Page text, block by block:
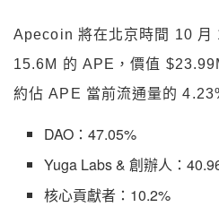
Apecoin 將在北京時間 10 月
15.6M 的 APE，價值
約佔 APE 當前流通量的
DAO：47.05%
Yuga Labs & 創辦人：
核心貢獻者：10.2%